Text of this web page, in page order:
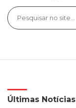
Últimas Notícias